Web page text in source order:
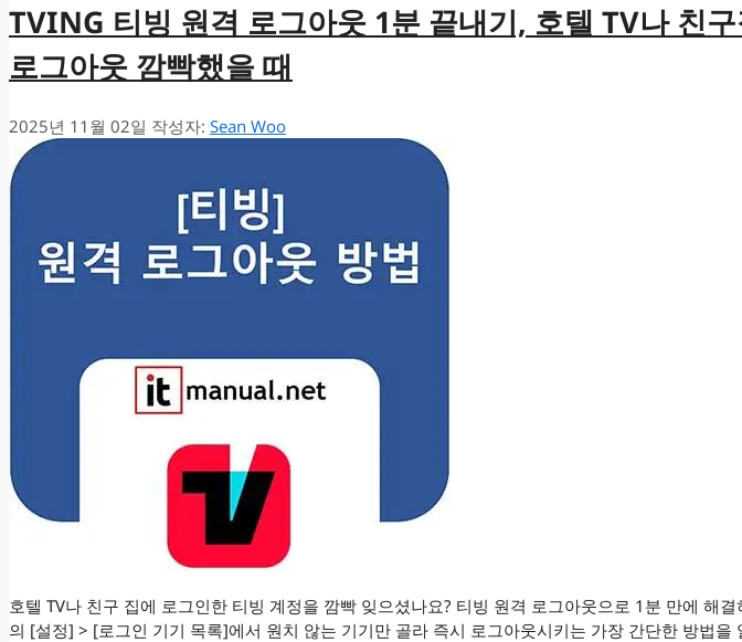
TVING 티빙 원격 로그아웃 1분 끝내기, 호텔 TV나 친
로그아웃 깜빡했을 때
2025년 11월 02일 작성자: Sean Woo
호텔 TV나 친구 집에 로그인한 티빙 계정을 깜빡 잊으셨나요? 티빙 원격 로그아웃으로 1분 만에 해결
의 [설정] > [로그인 기기 목록]에서 원치 않는 기기만 골라 즉시 로그아웃시키는 가장 간단한 방법을